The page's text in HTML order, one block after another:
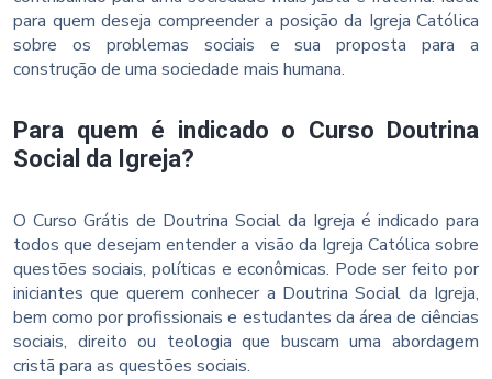
para quem deseja compreender a posição da Igreja Católica
sobre os problemas sociais e sua proposta para a
construção de uma sociedade mais humana.
Para quem é indicado o Curso Doutrina
Social da Igreja?
O Curso Grátis de Doutrina Social da Igreja é indicado para
todos que desejam entender a visão da Igreja Católica sobre
questões sociais, políticas e econômicas. Pode ser feito por
iniciantes que querem conhecer a Doutrina Social da Igreja,
bem como por profissionais e estudantes da área de ciências
sociais, direito ou teologia que buscam uma abordagem
cristã para as questões sociais.